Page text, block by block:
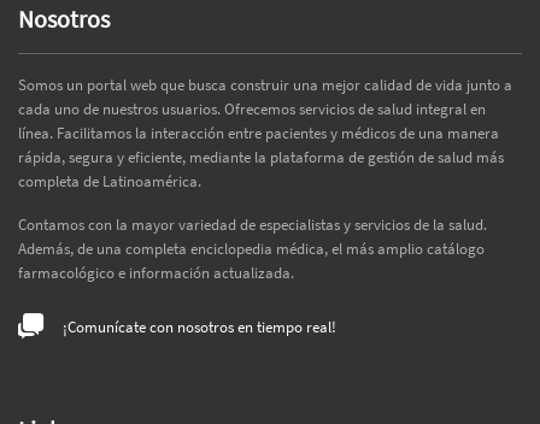
Nosotros
Somos un portal web que busca construir una mejor calidad de vida junto a
cada uno de nuestros usuarios. Ofrecemos servicios de salud integral en
línea. Facilitamos la interacción entre pacientes y médicos de una manera
rápida, segura y eficiente, mediante la plataforma de gestión de salud más
completa de Latinoamérica.
Contamos con la mayor variedad de especialistas y servicios de la salud.
Además, de una completa enciclopedia médica, el más amplio catálogo
farmacológico e información actualizada.
¡Comunícate con nosotros en tiempo real!